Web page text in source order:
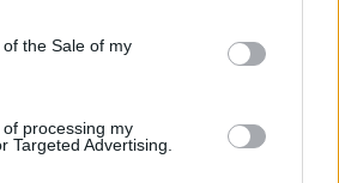
specified purposes in below Google
the Sale of my
processing my
Targeted Advertising.